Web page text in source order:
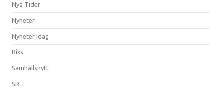
Nya Tider
Nyheter
Nyheter Idag
Riks
Samhällsnytt
SR